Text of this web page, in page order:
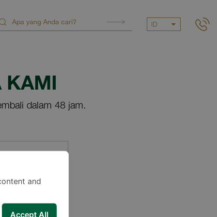
ID
KAMI
dalam 48 jam.
and
Accept All